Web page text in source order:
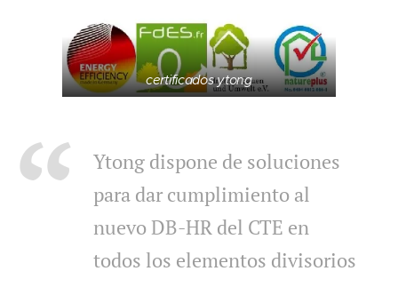
certificados ytong
Ytong dispone de soluciones
para dar cumplimiento al
nuevo DB-HR del CTE en
todos los elementos divisorios